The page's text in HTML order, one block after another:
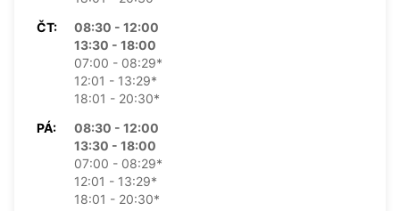
ČT:
08:30 - 12:00
13:30 - 18:00
07:00 - 08:29*
12:01 - 13:29*
18:01 - 20:30*
PÁ:
08:30 - 12:00
13:30 - 18:00
07:00 - 08:29*
12:01 - 13:29*
18:01 - 20:30*